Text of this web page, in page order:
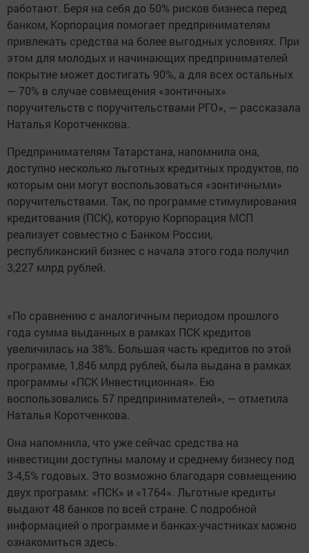
работают. Беря на себя до 50% рисков бизнеса перед
банком, Корпорация помогает предпринимателям
привлекать средства на более выгодных условиях. При
этом для молодых и начинающих предпринимателей
покрытие может достигать 90%, а для всех остальных
— 70% в случае совмещения «зонтичных»
поручительств с поручительствами РГО», — рассказала
Наталья Коротченкова.
Предпринимателям Татарстана, напомнила она,
доступно несколько льготных кредитных продуктов, по
которым они могут воспользоваться «зонтичными»
поручительствами. Так, по программе стимулирования
кредитования (ПСК), которую Корпорация МСП
реализует совместно с Банком России,
республиканский бизнес с начала этого года получил
3,227 млрд рублей.
«По сравнению с аналогичным периодом прошлого
года сумма выданных в рамках ПСК кредитов
увеличилась на 38%. Большая часть кредитов по этой
программе, 1,846 млрд рублей, была выдана в рамках
программы «ПСК Инвестиционная». Ею
воспользовались 57 предпринимателей», — отметила
Наталья Коротченкова.
Она напомнила, что уже сейчас средства на
инвестиции доступны малому и среднему бизнесу под
3-4,5% годовых. Это возможно благодаря совмещению
двух программ: «ПСК» и «1764». Льготные кредиты
выдают 48 банков по всей стране. С подробной
информацией о программе и банках-участниках можно
ознакомиться здесь.